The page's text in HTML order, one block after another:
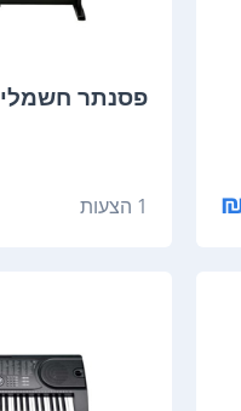
‏פסנתר חשמלי Kurzweil KA130
1 הצעות